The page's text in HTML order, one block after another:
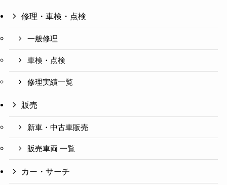
修理・車検・点検
一般修理
車検・点検
修理実績一覧
販売
新車・中古車販売
販売車両 一覧
カー・サーチ